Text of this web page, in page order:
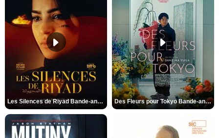
Les Silences de Riyad Bande-annonce VO STFR Des Fleurs pour Tokyo Bande-annonce VO STFR